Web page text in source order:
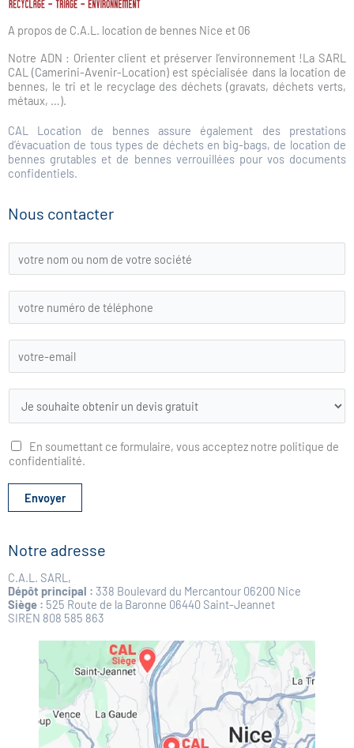
A propos de C.A.L. location de bennes Nice et 06
Notre ADN : Orienter client et préserver l’environnement !La SARL
CAL (Camerini-Avenir-Location) est spécialisée dans la location de
bennes, le tri et le recyclage des déchets (gravats, déchets verts,
métaux, …).
CAL Location de bennes assure également des prestations
d’évacuation de tous types de déchets en big-bags, de location de
bennes grutables et de bennes verrouillées pour vos documents
confidentiels.
Nous contacter
s
t
e
d
é
o
a
t
e
En soumettant ce formulaire, vous acceptez notre politique de
confidentialité.
Envoyer
Notre adresse
C.A.L. SARL,
Dépôt principal : 338 Boulevard du Mercantour 06200 Nice
Siège : 525 Route de la Baronne 06440 Saint-Jeannet
SIREN 808 585 863